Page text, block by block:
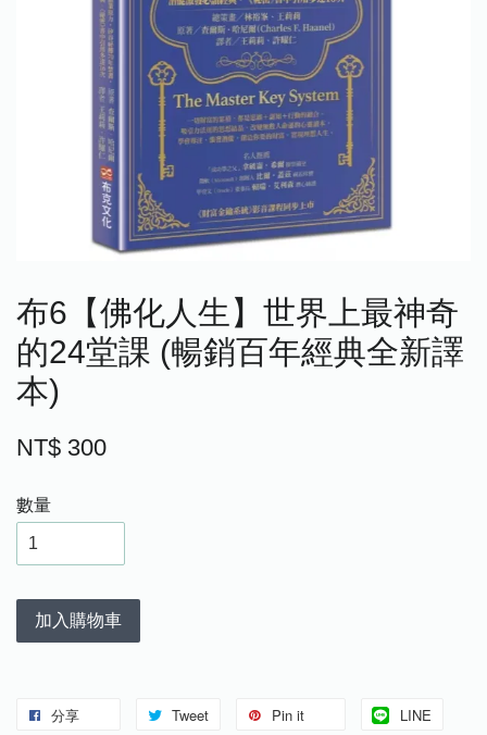
布6【佛化人生】世界上最神奇
的24堂課 (暢銷百年經典全新譯
本)
NT$ 300
數量
加入購物車
分享 Tweet Pin it LINE